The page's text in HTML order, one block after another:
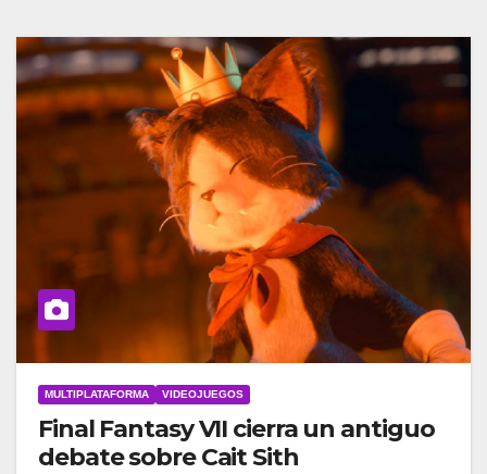
MULTIPLATAFORMA VIDEOJUEGOS
Final Fantasy VII cierra un antiguo
debate sobre Cait Sith